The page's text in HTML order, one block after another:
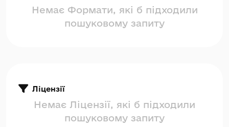
Немає Формати, які б підходили
пошуковому запиту
Ліцензії
Немає Ліцензії, які б підходили
пошуковому запиту